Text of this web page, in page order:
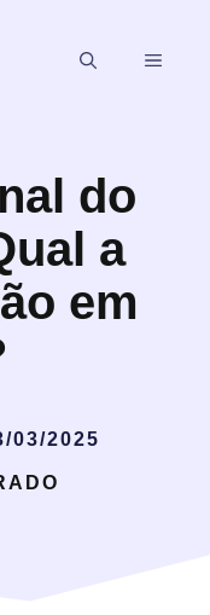
do
a
em
03/2025